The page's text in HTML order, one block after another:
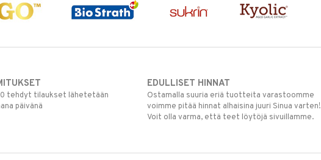
tehdyt tilaukset lähetetään
päivänä
EDULLISET HINNAT
Ostamalla suuria eriä tuotteita varastoomme
voimme pitää hinnat alhaisina juuri Sinua varten!
Voit olla varma, että teet löytöjä sivuillamme.